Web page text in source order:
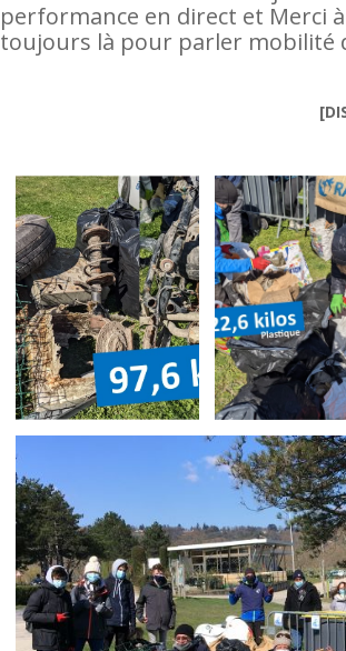
performance en direct et Merci à
toujours là pour parler mobilité